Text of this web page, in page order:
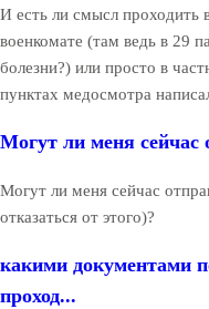
И есть ли смысл проходить
военкомате (там ведь в 29
болезни?) или просто в
пунктах медосмотра
Могут ли меня сейчас
Могут ли меня сейчас
отказаться от этого)?
какими документами
проход...